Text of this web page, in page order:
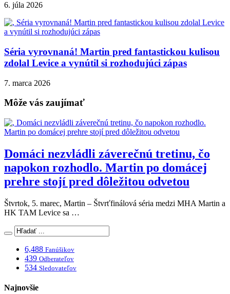
6. júla 2026
Séria vyrovnaná! Martin pred fantastickou kulisou
zdolal Levice a vynútil si rozhodujúci zápas
7. marca 2026
Môže vás zaujímať
Domáci nezvládli záverečnú tretinu, čo
napokon rozhodlo. Martin po domácej
prehre stojí pred dôležitou odvetou
Štvrtok, 5. marec, Martin – Štvrťfinálová séria medzi MHA Martin a
HK TAM Levice sa …
6,488 Fanúšikov
439 Odberateľov
534 Sledovateľov
Najnovšie